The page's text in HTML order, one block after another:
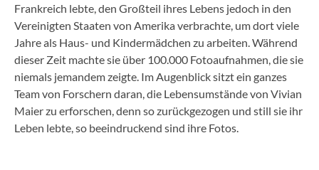
Frankreich lebte, den Großteil ihres Lebens jedoch in den
Vereinigten Staaten von Amerika verbrachte, um dort viele
Jahre als Haus- und Kindermädchen zu arbeiten. Während
dieser Zeit machte sie über 100.000 Fotoaufnahmen, die sie
niemals jemandem zeigte. Im Augenblick sitzt ein ganzes
Team von Forschern daran, die Lebensumstände von Vivian
Maier zu erforschen, denn so zurückgezogen und still sie ihr
Leben lebte, so beeindruckend sind ihre Fotos.